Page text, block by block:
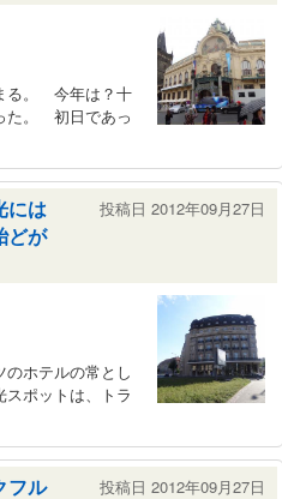
る。 今年は？十
た。 初日であっ
は
どが
投稿日 2012年09月27日
ホテルの常とし
ポットは、トラ
フル
投稿日 2012年09月27日